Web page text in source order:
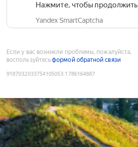
Нажмите, чтобы продолжить
Yandex SmartCaptcha
Если у вас возникли проблемы, пожалуйста,
воспользуйтесьформой обратной связи
9187032033754105053:1786164887